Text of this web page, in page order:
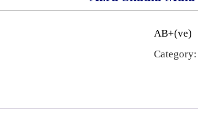
AB+(ve)
Category: